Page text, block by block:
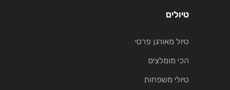
טיולים
טיול מאורגן פרטי
הכי מומלצים
טיולי משפחות